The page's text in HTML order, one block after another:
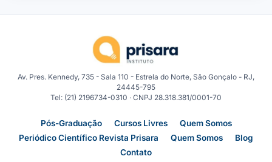
Av. Pres. Kennedy, 735 - Sala 110 - Estrela do Norte, São Gonçalo - RJ,
24445-795
Tel: (21) 2196734-0310 · CNPJ 28.318.381/0001-70
Pós-Graduação Cursos Livres
Quem Somos
Periódico Científico Revista Prisara
Quem Somos
Blog
Contato